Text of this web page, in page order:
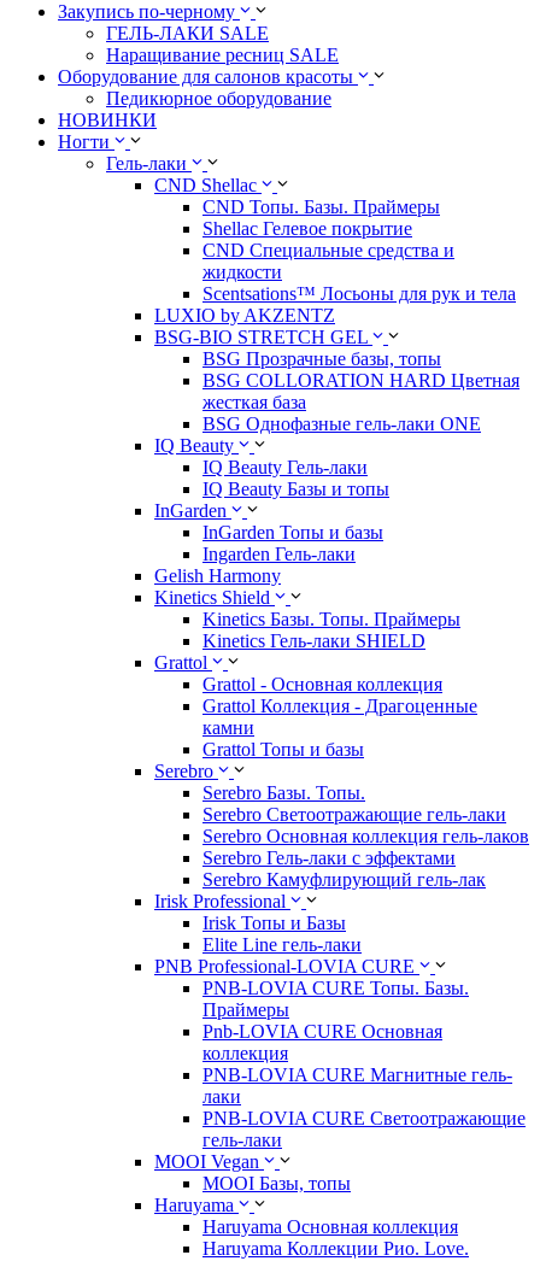
Закупись по-черному
ГЕЛЬ-ЛАКИ SALE
Наращивание ресниц SALE
Оборудование для салонов красоты
Педикюрное оборудование
НОВИНКИ
Ногти
Гель-лаки
CND Shellac
CND Топы. Базы. Праймеры
Shellac Гелевое покрытие
CND Специальные средства и
жидкости
Scentsations™ Лосьоны для рук и тела
LUXIO by AKZENTZ
BSG-BIO STRETCH GEL
BSG Прозрачные базы, топы
BSG COLLORATION HARD Цветная
жесткая база
BSG Однофазные гель-лаки ONE
IQ Beauty
IQ Beauty Гель-лаки
IQ Beauty Базы и топы
InGarden
InGarden Топы и базы
Ingarden Гель-лаки
Gelish Harmony
Kinetics Shield
Kinetics Базы. Топы. Праймеры
Kinetics Гель-лаки SHIELD
Grattol
Grattol - Oснoвнaя коллекция
Grattol Коллекция - Драгоценные
камни
Grattol Топы и базы
Serebro
Serebro Базы. Топы.
Serebro Светоотражающие гель-лаки
Serebro Основная коллекция гель-лаков
Serebro Гель-лаки с эффектами
Serebro Камуфлирующий гель-лак
Irisk Professional
Irisk Топы и Базы
Elite Line гель-лаки
PNB Professional-LOVIA CURE
PNB-LOVIA CURE Топы. Базы.
Праймеры
Pnb-LOVIA CURE Основная
коллекция
PNB-LOVIA CURE Магнитные гель-
лаки
PNB-LOVIA CURE Cветоотражающие
гель-лаки
MOOI Vegan
MOOI Базы, топы
Haruyama
Haruyama Основная коллекция
Haruyama Коллекции Рио. Love.